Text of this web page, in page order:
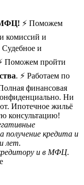
МФЦ! ⚡ Поможем
комиссий и
Судебное и
Поможем пройти
. ⚡ Работаем по
финансовая
Ни
Ипотечное жильё
консультацию!
получение кредита и
лет.
и в МФЦ.